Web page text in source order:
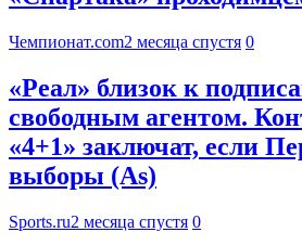
Чемпионат.com2 месяца спустя 0
«Реал» близок к
свободным агентом.
«4+1» заключат, если
выборы (As)
Sports.ru2 месяца спустя 0